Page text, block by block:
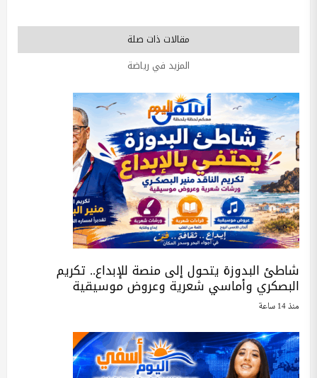
مقالات ذات صلة
المزيد في رياضة
شاطئ البدوزة يتحول إلى منصة للإبداع.. تكريم
البصكري وأماسي شعرية وعروض موسيقية
منذ 14 ساعة